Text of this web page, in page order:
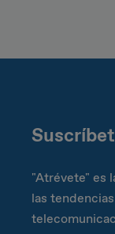
"Atrévete" es
las